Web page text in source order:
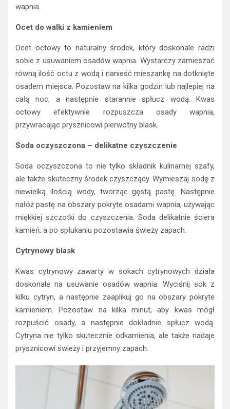
wapnia.
Ocet do walki z kamieniem
Ocet octowy to naturalny środek, który doskonale radzi
sobie z usuwaniem osadów wapnia. Wystarczy zamieszać
równą ilość octu z wodą i nanieść mieszankę na dotknięte
osadem miejsca. Pozostaw na kilka godzin lub najlepiej na
całą noc, a następnie starannie spłucz wodą. Kwas
octowy efektywnie rozpuszcza osady wapnia,
przywracając prysznicowi pierwotny blask.
Soda oczyszczona – delikatne czyszczenie
Soda oczyszczona to nie tylko składnik kulinarnej szafy,
ale także skuteczny środek czyszczący. Wymieszaj sodę z
niewielką ilością wody, tworząc gęstą pastę. Następnie
nałóż pastę na obszary pokryte osadami wapnia, używając
miękkiej szczotki do czyszczenia. Soda delikatnie ściera
kamień, a po spłukaniu pozostawia świeży zapach.
Cytrynowy blask
Kwas cytrynowy zawarty w sokach cytrynowych działa
doskonale na usuwanie osadów wapnia. Wyciśnij sok z
kilku cytryn, a następnie zaaplikuj go na obszary pokryte
kamieniem. Pozostaw na kilka minut, aby kwas mógł
rozpuścić osady, a następnie dokładnie spłucz wodą.
Cytryna nie tylko skutecznie odkamienia, ale także nadaje
prysznicowi świeży i przyjemny zapach.